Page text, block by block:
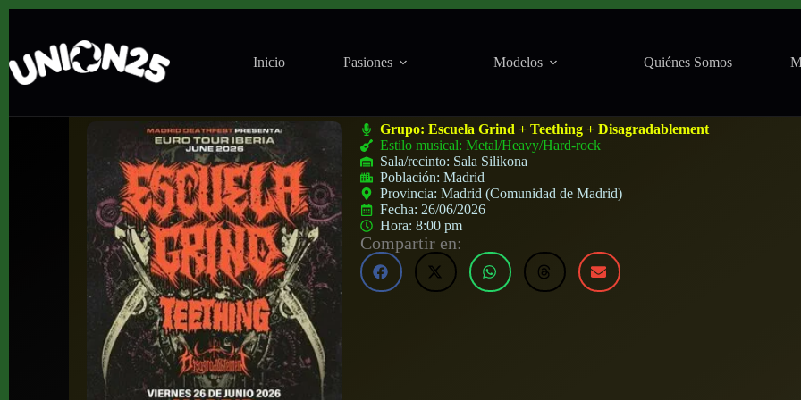
Inicio Pasiones Modelos Quiénes Somos
Grupo:Escuela Grind + Teething + Disagradablement
Estilo musical: Metal/Heavy/Hard-rock
Sala/recinto: Sala Silikona
Población:Madrid
Provincia:Madrid (Comunidad de Madrid)
Fecha: 26/06/2026
Hora:8:00 pm
Compartir en: